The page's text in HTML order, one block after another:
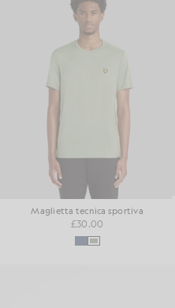
Maglietta tecnica sportiva
£30.00